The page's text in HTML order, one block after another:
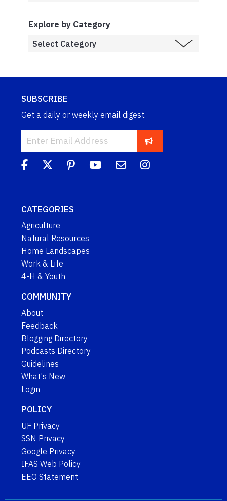
Explore by Category
SUBSCRIBE
Get a daily or weekly email digest.
CATEGORIES
Agriculture
Natural Resources
Home Landscapes
Work & Life
4-H & Youth
COMMUNITY
About
Feedback
Blogging Directory
Podcasts Directory
Guidelines
What's New
Login
POLICY
UF Privacy
SSN Privacy
Google Privacy
IFAS Web Policy
EEO Statement